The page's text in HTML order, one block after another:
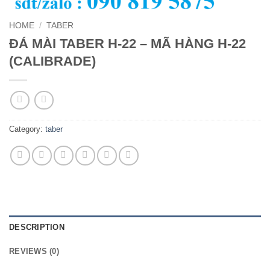
HOME / TABER
ĐÁ MÀI TABER H-22 – MÃ HÀNG H-22
(CALIBRADE)
Category: taber
DESCRIPTION
REVIEWS (0)